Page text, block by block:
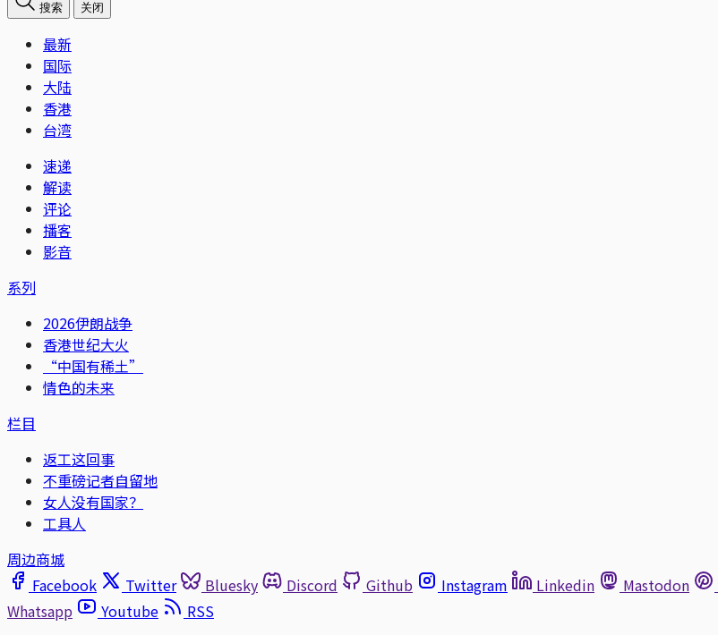
搜索 关闭
最新
国际
大陆
香港
台湾
速递
解读
评论
播客
影音
系列
2026伊朗战争
香港世纪大火
“中国有稀土”
情色的未来
栏目
返工这回事
不重磅记者自留地
女人没有国家？
工具人
周边商城
Facebook
Twitter Bluesky Discord Github Instagram Linkedin Mastodon
Whatsapp
Youtube RSS